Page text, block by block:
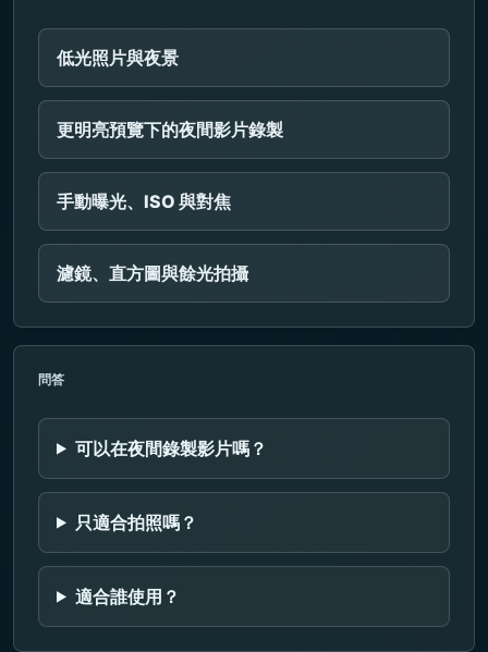
低光照片與夜景
更明亮預覽下的夜間影片錄製
手動曝光、ISO 與對焦
濾鏡、直方圖與餘光拍攝
問答
可以在夜間錄製影片嗎？
只適合拍照嗎？
適合誰使用？